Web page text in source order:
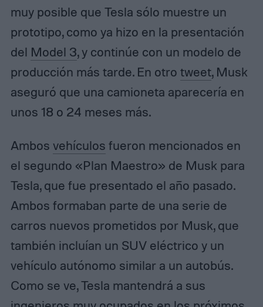
muy posible que Tesla sólo muestre un
prototipo, como ya hizo en la presentación
del Model 3, y continúe con un modelo de
producción más tarde. En otro tweet, Musk
aseguró que una camioneta aparecería en
unos 18 o 24 meses más.
Ambos vehículos fueron mencionados en
el segundo «Plan Maestro» de Musk para
Tesla, que fue presentado el año pasado.
Ambos formaban parte de una serie de
carros nuevos prometidos por Musk, que
también incluían un SUV eléctrico y un
vehículo autónomo similar a un autobús.
Como se ve, Tesla mantendrá a sus